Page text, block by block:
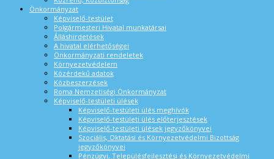
Önkormányzat
Képviselő-testület
Polgármesteri Hivatal munkatársai
Álláshirdetések
A hivatal elérhetőségei
Önkormányzati rendeletek
Környezetvédelem
Közérdekű adatok
Közbeszerzések
Roma Nemzetiségi Önkormányzat
Képviselő-testületi ülések
Képviselő-testületi ülés meghívók
Képviselő-testületi ülés előterjesztések
Képviselő-testületi ülések jegyzőkönyvei
Szociális, Oktatási és Környezetvédelmi Bizottság
jegyzőkönyvei
Pénzügyi, Településfejlesztési és Környezetvédelmi